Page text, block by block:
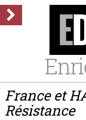
France et
Résistance